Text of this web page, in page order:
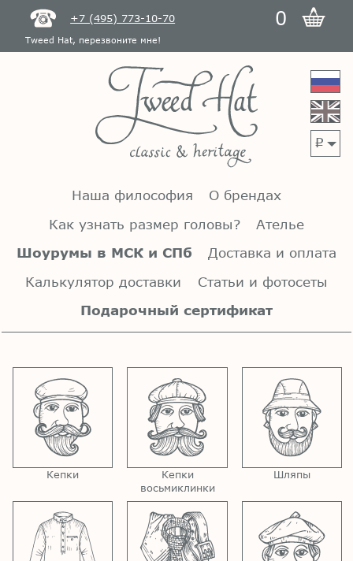
+7 (495) 773-10-70 0
Tweed Hat, перезвоните мне!
p
Наша философия
О брендах
Как узнать размер головы?
Ателье
Шоурумы в МСК и СПб
Доставка и оплата
Калькулятор доставки
Статьи и фотосеты
Подарочный сертификат
Кепки
Кепки
восьмиклинки
Шляпы